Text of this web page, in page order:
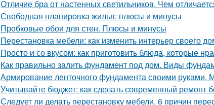
Отличие бра от настенных светильников. Чем
Свободная планировка жилья: плюсы и минусы
Пробковые обои для стен. Плюсы и минусы
Перестановка мебели: как изменить интерьер своего
Просто и со вкусом: как приготовить блюда, которые
Как правильно залить фундамент под дом. Виды
Армирование ленточного фундамента своими руками.
Учитывайте бюджет: как сделать современный ремонт
Следует ли делать перестановку мебели. 6 причин